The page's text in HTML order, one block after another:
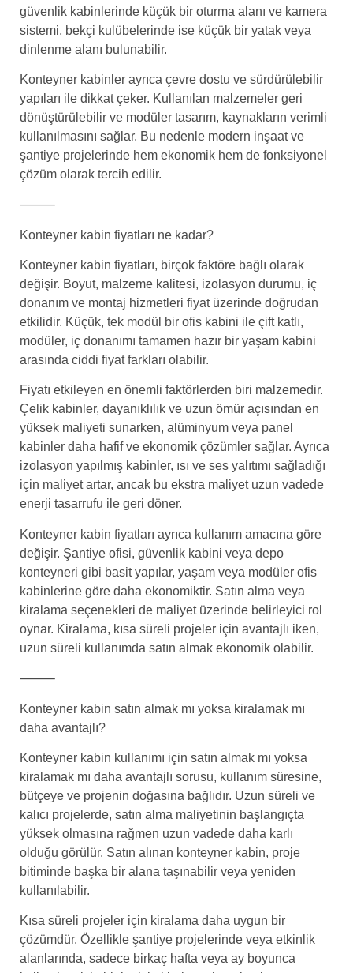
güvenlik kabinlerinde küçük bir oturma alanı ve kamera
sistemi, bekçi kulübelerinde ise küçük bir yatak veya
dinlenme alanı bulunabilir.
Konteyner kabinler ayrıca çevre dostu ve sürdürülebilir
yapıları ile dikkat çeker. Kullanılan malzemeler geri
dönüştürülebilir ve modüler tasarım, kaynakların verimli
kullanılmasını sağlar. Bu nedenle modern inşaat ve
şantiye projelerinde hem ekonomik hem de fonksiyonel
çözüm olarak tercih edilir.
⸻
Konteyner kabin fiyatları ne kadar?
Konteyner kabin fiyatları, birçok faktöre bağlı olarak
değişir. Boyut, malzeme kalitesi, izolasyon durumu, iç
donanım ve montaj hizmetleri fiyat üzerinde doğrudan
etkilidir. Küçük, tek modül bir ofis kabini ile çift katlı,
modüler, iç donanımı tamamen hazır bir yaşam kabini
arasında ciddi fiyat farkları olabilir.
Fiyatı etkileyen en önemli faktörlerden biri malzemedir.
Çelik kabinler, dayanıklılık ve uzun ömür açısından en
yüksek maliyeti sunarken, alüminyum veya panel
kabinler daha hafif ve ekonomik çözümler sağlar. Ayrıca
izolasyon yapılmış kabinler, ısı ve ses yalıtımı sağladığı
için maliyet artar, ancak bu ekstra maliyet uzun vadede
enerji tasarrufu ile geri döner.
Konteyner kabin fiyatları ayrıca kullanım amacına göre
değişir. Şantiye ofisi, güvenlik kabini veya depo
konteyneri gibi basit yapılar, yaşam veya modüler ofis
kabinlerine göre daha ekonomiktir. Satın alma veya
kiralama seçenekleri de maliyet üzerinde belirleyici rol
oynar. Kiralama, kısa süreli projeler için avantajlı iken,
uzun süreli kullanımda satın almak ekonomik olabilir.
⸻
Konteyner kabin satın almak mı yoksa kiralamak mı
daha avantajlı?
Konteyner kabin kullanımı için satın almak mı yoksa
kiralamak mı daha avantajlı sorusu, kullanım süresine,
bütçeye ve projenin doğasına bağlıdır. Uzun süreli ve
kalıcı projelerde, satın alma maliyetinin başlangıçta
yüksek olmasına rağmen uzun vadede daha karlı
olduğu görülür. Satın alınan konteyner kabin, proje
bitiminde başka bir alana taşınabilir veya yeniden
kullanılabilir.
Kısa süreli projeler için kiralama daha uygun bir
çözümdür. Özellikle şantiye projelerinde veya etkinlik
alanlarında, sadece birkaç hafta veya ay boyunca